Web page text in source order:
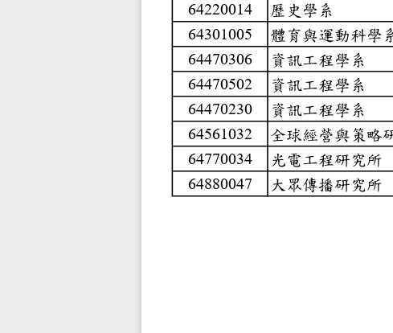
64220014歷史學系
64301005體育與
64470306資訊工
64470502資訊工
64470230資訊工
64561032全球經
64770034光電工
64880047大眾傳